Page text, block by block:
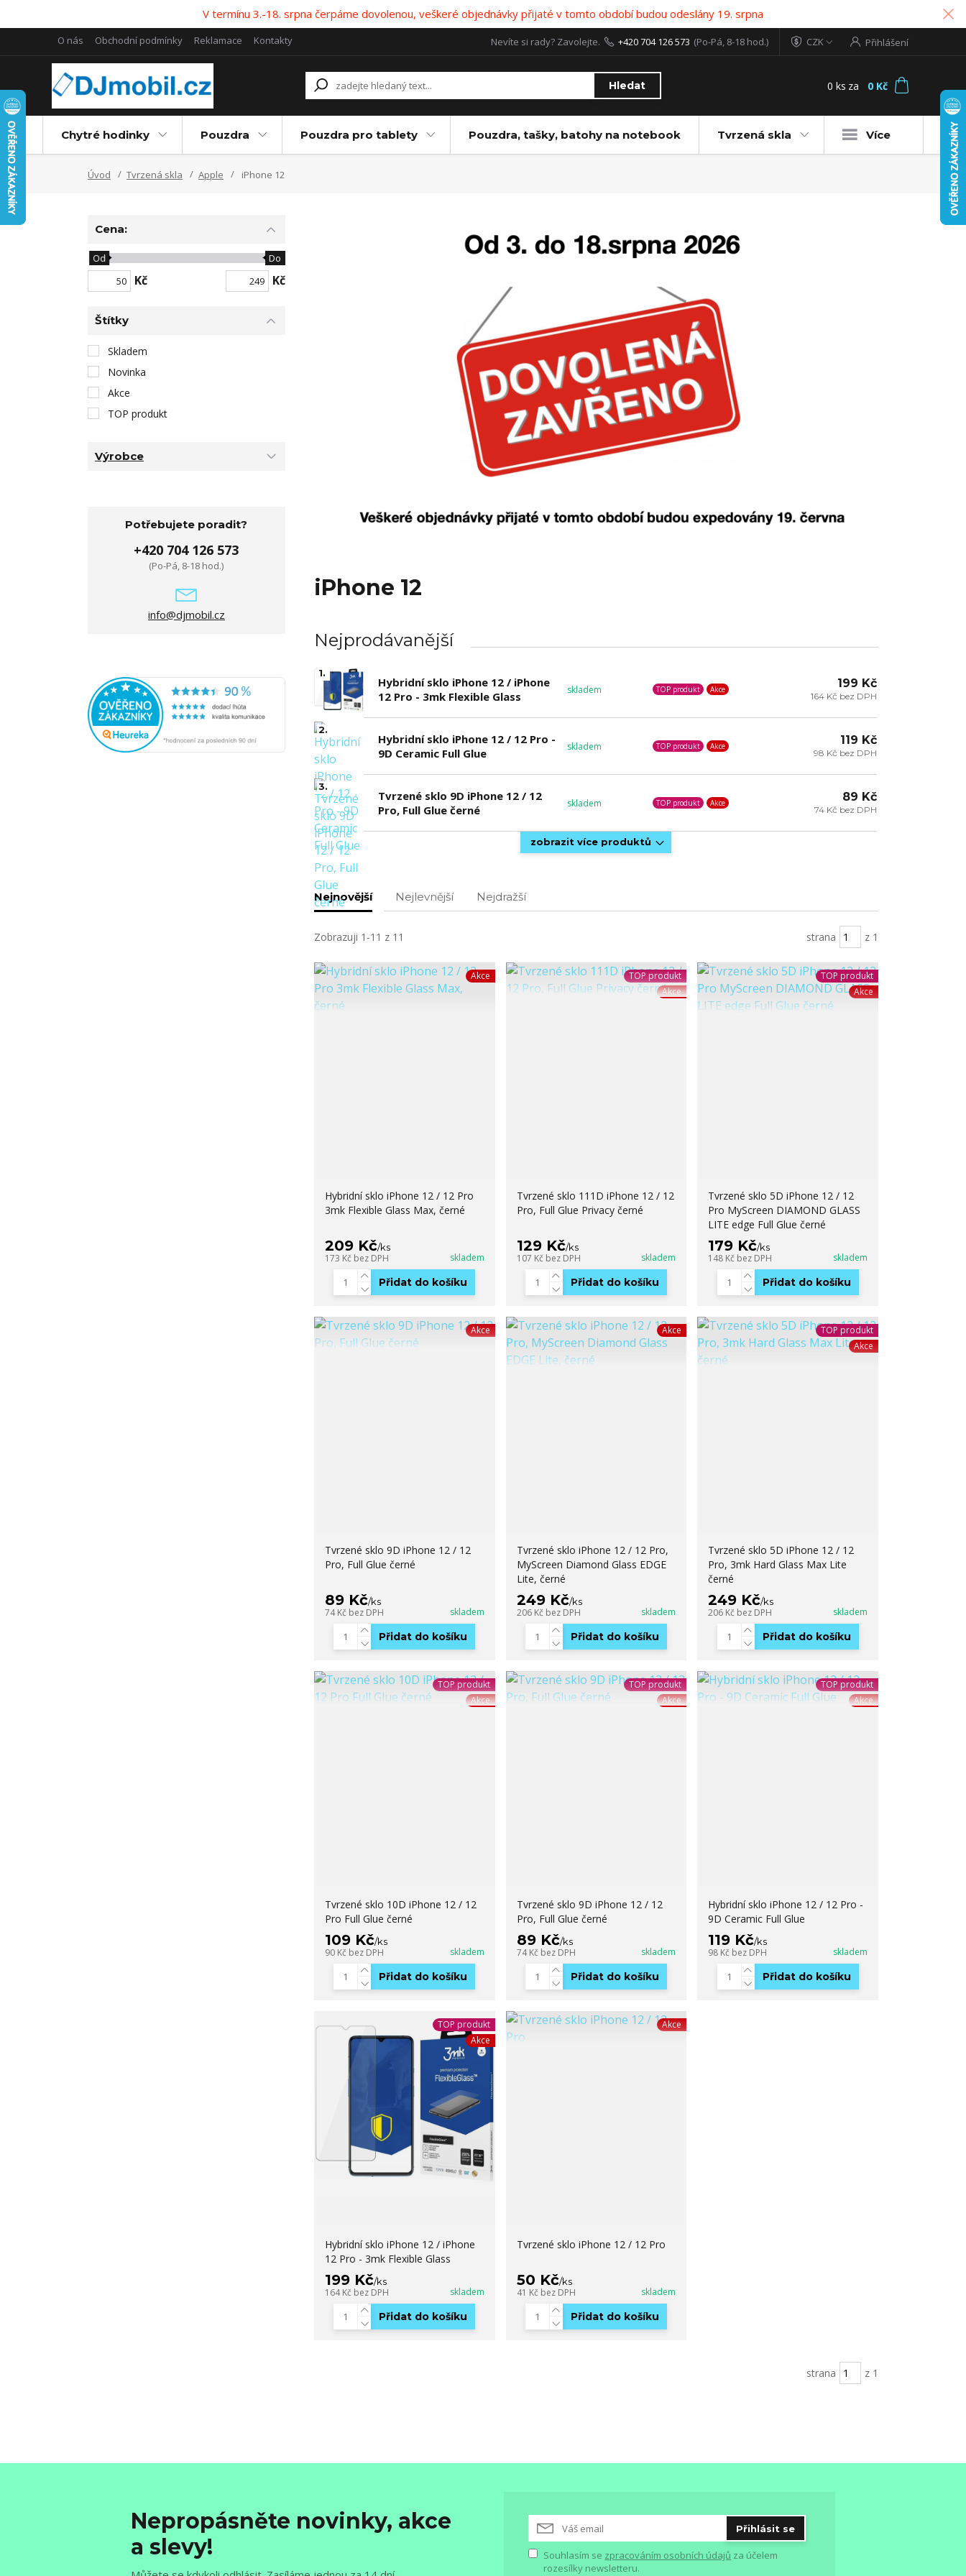
V termínu 3.-18. srpna čerpáme dovolenou, veškeré objednávky přijaté v tomto období budou odeslány 19. srpna
O nás Obchodní podmínky Reklamace Kontakty CZK Přihlášení
Hledat
Nevíte si rady? Zavolejte. +420 704 126 573 (Po-Pá, 8-18 hod.)
0 ks za 0 Kč
Chytré hodinky Pouzdra Pouzdra pro tablety Pouzdra, tašky, batohy na notebook Tvrzená skla Více
Úvod Tvrzená skla Apple iPhone 12
iPhone 12
Nejprodávanější
1.
Hybridní sklo iPhone 12 / iPhone
12 Pro - 3mk Flexible Glass
skladem TOP produkt Akce 199 Kč
164 Kč bez DPH
2.
Hybridní sklo iPhone 12 / 12 Pro -
9D Ceramic Full Glue
skladem TOP produkt Akce 119 Kč
98 Kč bez DPH
3.
Tvrzené sklo 9D iPhone 12 / 12
Pro, Full Glue černé
skladem TOP produkt Akce 89 Kč
74 Kč bez DPH
zobrazit více produktů
Nejnovější Nejlevnější Nejdražší
Zobrazuji 1-11 z 11 strana z 1
Akce
Hybridní sklo iPhone 12 / 12 Pro
3mk Flexible Glass Max, černé
209 Kč/ks
173 Kč bez DPH skladem
Přidat do košíku
TOP produkt
Akce
Tvrzené sklo 111D iPhone 12 / 12
Pro, Full Glue Privacy černé
129 Kč/ks
107 Kč bez DPH skladem
Přidat do košíku
TOP produkt
Akce
Tvrzené sklo 5D iPhone 12 / 12
Pro MyScreen DIAMOND GLASS
LITE edge Full Glue černé
179 Kč/ks
148 Kč bez DPH skladem
Přidat do košíku
Akce
Tvrzené sklo 9D iPhone 12 / 12
Pro, Full Glue černé
89 Kč/ks
74 Kč bez DPH skladem
Přidat do košíku
Akce
Tvrzené sklo iPhone 12 / 12 Pro,
MyScreen Diamond Glass EDGE
Lite, černé
249 Kč/ks
206 Kč bez DPH skladem
Přidat do košíku
TOP produkt
Akce
Tvrzené sklo 5D iPhone 12 / 12
Pro, 3mk Hard Glass Max Lite
černé
249 Kč/ks
206 Kč bez DPH skladem
Přidat do košíku
TOP produkt
Akce
Tvrzené sklo 10D iPhone 12 / 12
Pro Full Glue černé
109 Kč/ks
90 Kč bez DPH skladem
Přidat do košíku
TOP produkt
Akce
Tvrzené sklo 9D iPhone 12 / 12
Pro, Full Glue černé
89 Kč/ks
74 Kč bez DPH skladem
Přidat do košíku
TOP produkt
Akce
Hybridní sklo iPhone 12 / 12 Pro -
9D Ceramic Full Glue
119 Kč/ks
98 Kč bez DPH skladem
Přidat do košíku
TOP produkt
Akce
Hybridní sklo iPhone 12 / iPhone
12 Pro - 3mk Flexible Glass
199 Kč/ks
164 Kč bez DPH skladem
Přidat do košíku
Akce
Tvrzené sklo iPhone 12 / 12 Pro
50 Kč/ks
41 Kč bez DPH skladem
Přidat do košíku
strana z 1
Cena:
Kč
Od Do
Kč
Štítky
Skladem
Novinka
Akce
TOP produkt
Výrobce
Potřebujete poradit?
+420 704 126 573
(Po-Pá, 8-18 hod.)
info@djmobil.cz
Nepropásněte novinky, akce
a slevy!
Přihlásit se
Souhlasím se zpracováním osobních údajů za účelem
rozesílky newsletteru.